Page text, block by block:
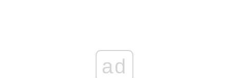
ad